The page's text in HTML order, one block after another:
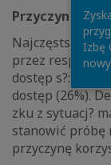
Przyczyny
Najczęstszymi
przez
dostęp s?:
dostęp (26%).
zku z sytuacj?
stanowić próbę
przyczynę
Izbę